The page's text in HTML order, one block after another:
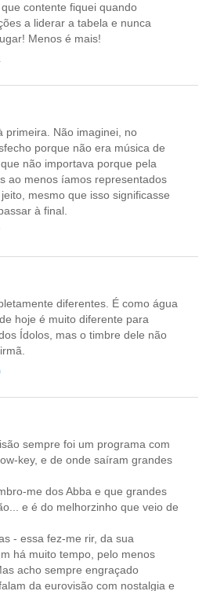
contente fiquei quando
a liderar a tabela e nunca
Menos é mais!
primeira. Não imaginei, no
porque não era música de
não importava porque pela
ao menos íamos representados
mesmo que isso significasse
à final.
diferentes. É como água
hoje é muito diferente para
Ídolos, mas o timbre dele não
sempre foi um programa com
key, e de onde saíram grandes
me dos Abba e que grandes
e é do melhorzinho que veio de
- essa fez-me rir, da sua
há muito tempo, pelo menos
acho sempre engraçado
da eurovisão com nostalgia e